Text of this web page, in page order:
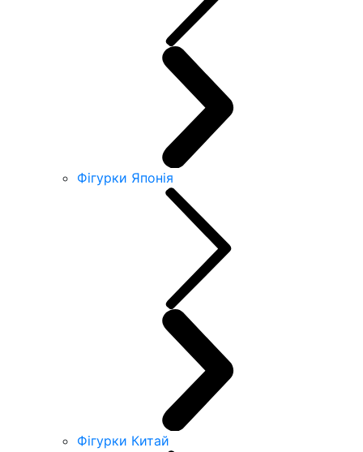
Фігурки Японія
Фігурки Китай